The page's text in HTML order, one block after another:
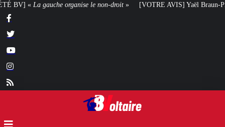
droit» [VOTRE AVIS] Yaël Braun-Pivet doit-elle renoncer à son projet